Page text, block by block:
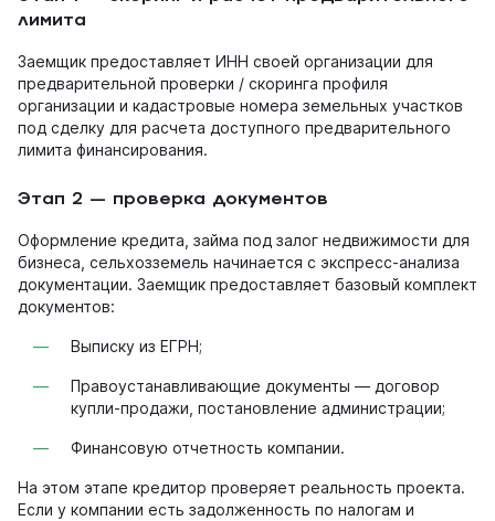
лимита
Заемщик предоставляет ИНН своей организации для
предварительной проверки / скоринга профиля
организации и кадастровые номера земельных участков
под сделку для расчета доступного предварительного
лимита финансирования.
Этап 2 — проверка документов
Оформление кредита, займа под залог недвижимости для
бизнеса, сельхозземель начинается с экспресс-анализа
документации. Заемщик предоставляет базовый комплект
документов:
Выписку из ЕГРН;
Правоустанавливающие документы — договор
купли-продажи, постановление администрации;
Финансовую отчетность компании.
На этом этапе кредитор проверяет реальность проекта.
Если у компании есть задолженность по налогам и